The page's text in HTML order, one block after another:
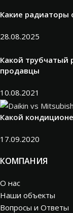
Какие радиаторы
28.08.2025
Какой трубчатый
продавцы
10.08.2021
Какой
17.09.2020
КОМПАНИЯ
О нас
Наши объекты
Вопросы и Ответы